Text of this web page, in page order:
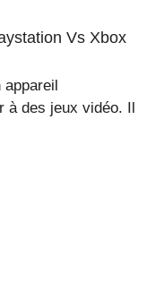
Vs Xbox
appareil
à des jeux vidéo. Il